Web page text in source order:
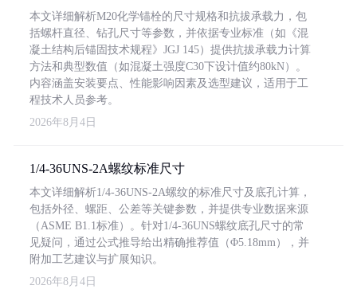
本文详细解析M20化学锚栓的尺寸规格和抗拔承载力，包
括螺杆直径、钻孔尺寸等参数，并依据专业标准（如《混
凝土结构后锚固技术规程》JGJ 145）提供抗拔承载力计算
方法和典型数值（如混凝土强度C30下设计值约80kN）。
内容涵盖安装要点、性能影响因素及选型建议，适用于工
程技术人员参考。
2026年8月4日
1/4-36UNS-2A螺纹标准尺寸
本文详细解析1/4-36UNS-2A螺纹的标准尺寸及底孔计算，
包括外径、螺距、公差等关键参数，并提供专业数据来源
（ASME B1.1标准）。针对1/4-36UNS螺纹底孔尺寸的常
见疑问，通过公式推导给出精确推荐值（Φ5.18mm），并
附加工艺建议与扩展知识。
2026年8月4日